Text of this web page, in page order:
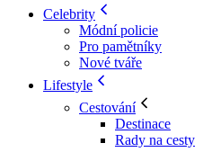
Celebrity
Módní policie
Pro pamětníky
Nové tváře
Lifestyle
Cestování
Destinace
Rady na cesty